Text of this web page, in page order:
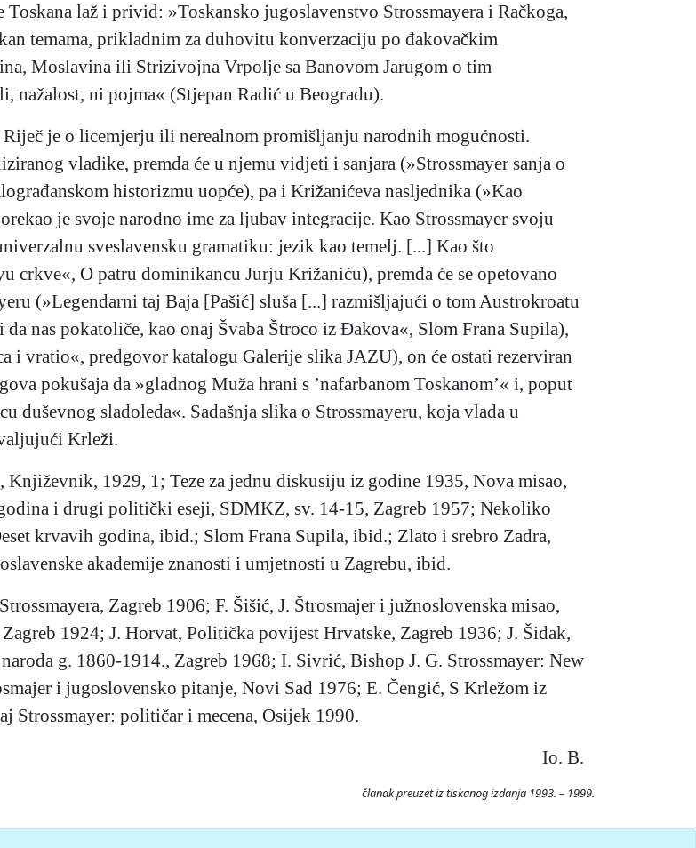
laž i privid: »Toskansko jugoslavenstvo Strossmayera i Račkoga,
temama, prikladnim za duhovitu konverzaciju po đakovačkim
Moslavina ili Strizivojna Vrpolje sa Banovom Jarugom o tim
nažalost, ni pojma« (Stjepan Radić u Beogradu).
je o licemjerju ili nerealnom promišljanju narodnih mogućnosti.
vladike, premda će u njemu vidjeti i sanjara (»Strossmayer sanja o
historizmu uopće), pa i Križanićeva nasljednika (»Kao
je svoje narodno ime za ljubav integracije. Kao Strossmayer svoju
sveslavensku gramatiku: jezik kao temelj. [...] Kao što
crkve«, O patru dominikancu Jurju Križaniću), premda će se opetovano
(»Legendarni taj Baja [Pašić] sluša [...] razmišljajući o tom Austrokroatu
nas pokatoliče, kao onaj Švaba Štroco iz Đakova«, Slom Frana Supila),
i vratio«, predgovor katalogu Galerije slika JAZU), on će ostati rezerviran
pokušaja da »gladnog Muža hrani s ’nafarbanom Toskanom’« i, poput
duševnog sladoleda«. Sadašnja slika o Strossmayeru, koja vlada u
Krleži.
1929, 1; Teze za jednu diskusiju iz godine 1935, Nova misao,
i drugi politički eseji, SDMKZ, sv. 14-15, Zagreb 1957; Nekoliko
krvavih godina, ibid.; Slom Frana Supila, ibid.; Zlato i srebro Zadra,
akademije znanosti i umjetnosti u Zagrebu, ibid.
Zagreb 1906; F. Šišić, J. Štrosmajer i južnoslovenska misao,
1924; J. Horvat, Politička povijest Hrvatske, Zagreb 1936; J. Šidak,
g. 1860-1914., Zagreb 1968; I. Sivrić, Bishop J. G. Strossmayer: New
i jugoslovensko pitanje, Novi Sad 1976; E. Čengić, S Krležom iz
Strossmayer: političar i mecena, Osijek 1990.
Io. B.
članak preuzet iz tiskanog izdanja 1993. – 1999.